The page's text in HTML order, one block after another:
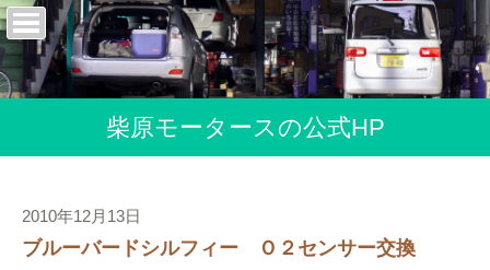
柴原モータースの公式HP
2010年12月13日
ブルーバードシルフィー Ｏ２センサー交換